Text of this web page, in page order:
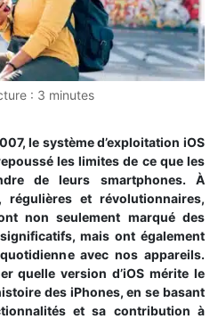
: 3 minutes
le système d’exploitation iOS
les limites de ce que les
de leurs smartphones. À
et révolutionnaires,
non seulement marqué des
mais ont également
avec nos appareils.
quelle version d’iOS mérite le
des iPhones, en se basant
et sa contribution à